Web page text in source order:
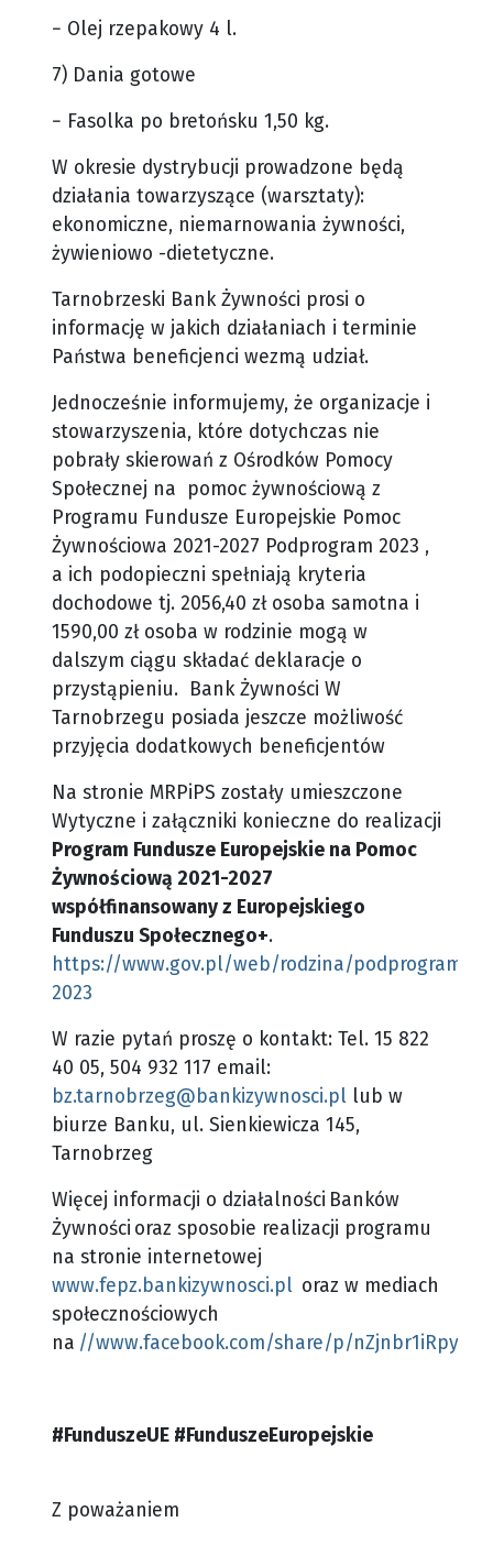
− Olej rzepakowy 4 l.
7) Dania gotowe
− Fasolka po bretońsku 1,50 kg.
W okresie dystrybucji prowadzone będą
działania towarzyszące (warsztaty):
ekonomiczne, niemarnowania żywności,
żywieniowo -dietetyczne.
Tarnobrzeski Bank Żywności prosi o
informację w jakich działaniach i terminie
Państwa beneficjenci wezmą udział.
Jednocześnie informujemy, że organizacje i
stowarzyszenia, które dotychczas nie
pobrały skierowań z Ośrodków Pomocy
Społecznej na pomoc żywnościową z
Programu Fundusze Europejskie Pomoc
Żywnościowa 2021-2027 Podprogram 2023 ,
a ich podopieczni spełniają kryteria
dochodowe tj. 2056,40 zł osoba samotna i
1590,00 zł osoba w rodzinie mogą w
dalszym ciągu składać deklaracje o
przystąpieniu. Bank Żywności W
Tarnobrzegu posiada jeszcze możliwość
przyjęcia dodatkowych beneficjentów
Na stronie MRPiPS zostały umieszczone
Wytyczne i załączniki konieczne do realizacji
Program Fundusze Europejskie na Pomoc
Żywnościową 2021-2027
współfinansowany z Europejskiego
Funduszu Społecznego+.
https://www.gov.pl/web/rodzina/podprogram-
2023
W razie pytań proszę o kontakt: Tel. 15 822
40 05, 504 932 117 email:
bz.tarnobrzeg@bankizywnosci.pl lub w
biurze Banku, ul. Sienkiewicza 145,
Tarnobrzeg
Więcej informacji o działalności Banków
Żywności oraz sposobie realizacji programu
na stronie internetowej
www.fepz.bankizywnosci.pl oraz w mediach
społecznościowych
na //www.facebook.com/share/p/
#FunduszeUE #FunduszeEuropejskie
Z poważaniem